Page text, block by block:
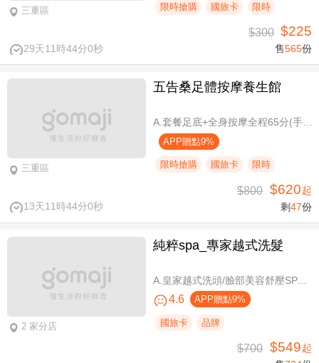
三重區 限時搶購 國旅卡 限時
29天11時44分0秒
$300 $225
售565份
三重區
五告桑足體按摩養生館
A.套餐足底+全身按摩全程65分(手技60分) / B.套餐足底+全身按摩全程95分(手技90分)
APP贈點9%
限時搶購 國旅卡 限時
13天11時44分0秒
$800 $620起
剩47份
2 家分店
純粹spa_專家越式洗髮
A.皇家越式洗頭/臉部美容舒壓SPA/舒壓採耳SPA 三選一40分(手技40分) / B.越式經典足底深層保養+去足繭+精油按摩 / C.越式純粹經典套餐(臉部美容舒壓SPA/舒壓採耳SPA二選一)全程80分(手技80分) / D.越式皇家古法按摩|全身越式精油舒壓/越式古法指壓 任選全程60分(手技60分)
4.6 APP贈點9%
國旅卡 品牌
$700 $549起